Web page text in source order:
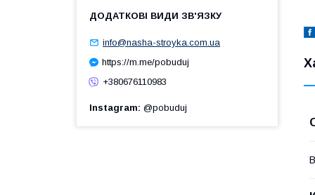
info@nasha-stroyka.com.ua
https://m.me/pobuduj
+380676110983
Instagram @pobuduj